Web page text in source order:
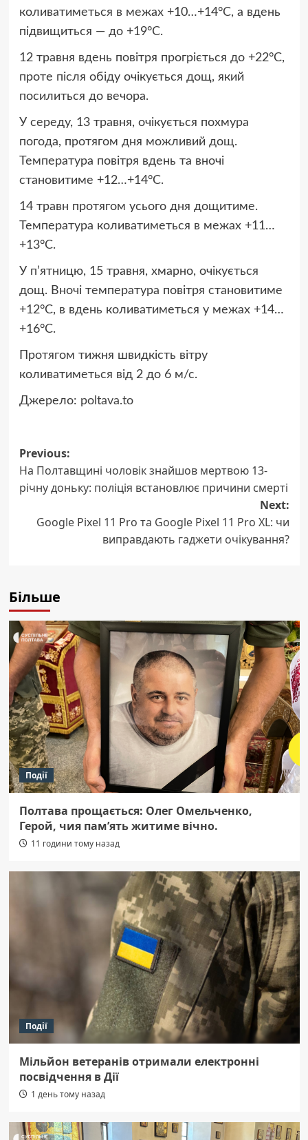
коливатиметься в межах +10…+14°C, а вдень
підвищиться — до +19°C.
12 травня вдень повітря прогріється до +22°C,
проте після обіду очікується дощ, який
посилиться до вечора.
У середу, 13 травня, очікується похмура
погода, протягом дня можливий дощ.
Температура повітря вдень та вночі
становитиме +12…+14°C.
14 травн протягом усього дня дощитиме.
Температура коливатиметься в межах +11…
+13°C.
У п’ятницю, 15 травня, хмарно, очікується
дощ. Вночі температура повітря становитиме
+12°C, в вдень коливатиметься у межах +14…
+16°C.
Протягом тижня швидкість вітру
коливатиметься від 2 до 6 м/с.
Джерело: poltava.to
Post
navigation
Previous:
На Полтавщині чоловік знайшов мертвою 13-
річну доньку: поліція встановлює причини смерті
Next:
Google Pixel 11 Pro та Google Pixel 11 Pro XL: чи
виправдають гаджети очікування?
Більше
Події
Полтава прощається: Олег Омельченко,
Герой, чия пам’ять житиме вічно.
11 години тому назад
Події
Мільйон ветеранів отримали електронні
посвідчення в Дії
1 день тому назад